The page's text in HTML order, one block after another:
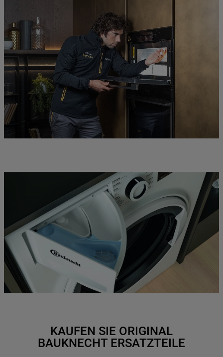
KAUFEN SIE ORIGINAL
BAUKNECHT ERSATZTEILE